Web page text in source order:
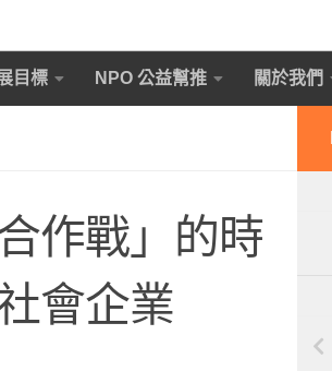
目標 NPO 公益幫推 關於我們
作戰」的時
會企業